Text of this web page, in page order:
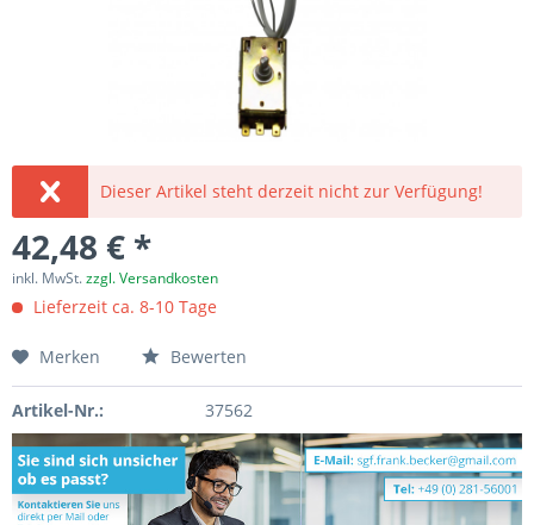
Dieser Artikel steht derzeit nicht zur Verfügung!
42,48 € *
inkl. MwSt.zzgl. Versandkosten
Lieferzeit ca. 8-10 Tage
Merken Bewerten
Artikel-Nr.: 37562